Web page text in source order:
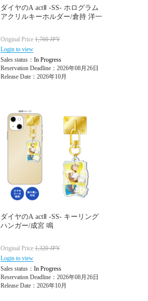
ダイヤのA actⅡ -SS- ホログラム
アクリルキーホルダー/倉持 洋一
Original Price 1,760JPY
Login to view
Sales status： In Progress
Reservation Deadline：2026年08月26日
Release Date：2026年10月
ダイヤのA actⅡ -SS- キーリング
ハンガー/成宮 鳴
Original Price 1,320JPY
Login to view
Sales status： In Progress
Reservation Deadline：2026年08月26日
Release Date：2026年10月